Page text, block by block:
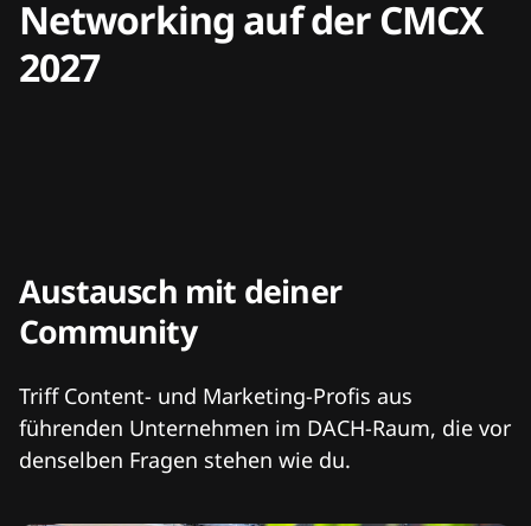
Networking auf der CMCX
2027
Austausch mit deiner
Community
Triff Content- und Marketing-Profis aus
führenden Unternehmen im DACH-Raum, die vor
denselben Fragen stehen wie du.